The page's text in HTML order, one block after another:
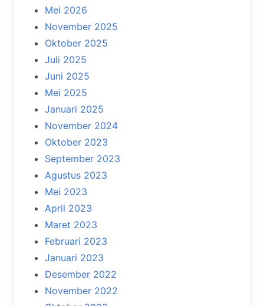
Mei 2026
November 2025
Oktober 2025
Juli 2025
Juni 2025
Mei 2025
Januari 2025
November 2024
Oktober 2023
September 2023
Agustus 2023
Mei 2023
April 2023
Maret 2023
Februari 2023
Januari 2023
Desember 2022
November 2022